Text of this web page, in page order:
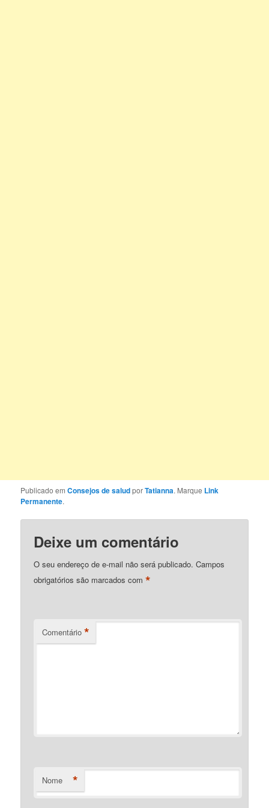
Publicado emConsejos de saludporTatianna. Marque Link
Permanente.
Deixe um comentário
O seu endereço de e-mail não será publicado. Campos
obrigatórios são marcados com*
Comentário *
Nome *